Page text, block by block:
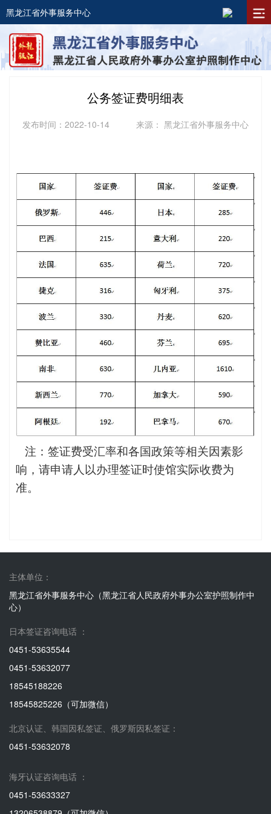
黑龙江省外事服务中心
公务签证费明细表
发布时间：2022-10-14 来源： 黑龙江省外事服务中心
注：签证费受汇率和各国政策等相关因素影
响，请申请人以办理签证时使馆实际收费为
准。
主体单位：
黑龙江省外事服务中心（黑龙江省人民政府外事办公室护照制作中
心）
日本签证咨询电话 ：
0451-53635544
0451-53632077
18545188226
18545825226（可加微信）
北京认证、韩国因私签证、俄罗斯因私签证：
0451-53632078
海牙认证咨询电话 ：
0451-53633327